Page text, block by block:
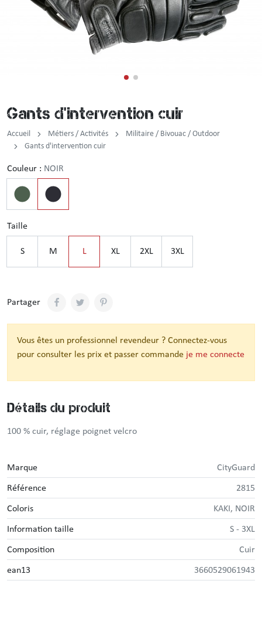
Gants d'intervention cuir
Accueil Métiers / Activités
Militaire / Bivouac / Outdoor
Gants d'intervention cuir
Couleur : NOIR
Taille
S M L XL 2XL 3XL
Partager
Vous êtes un professionnel revendeur ? Connectez-vous
pour consulter les prix et passer commande je me connecte
Détails du produit
100 % cuir, réglage poignet velcro
Marque CityGuard
Référence 2815
Coloris KAKI, NOIR
Information taille S - 3XL
Composition Cuir
ean13 3660529061943
Tenue de pluie
Gilet
Chemise F1
Veste
Pull / Sweat-shirt
Incendie
Brassard / Chèche / Guêtre